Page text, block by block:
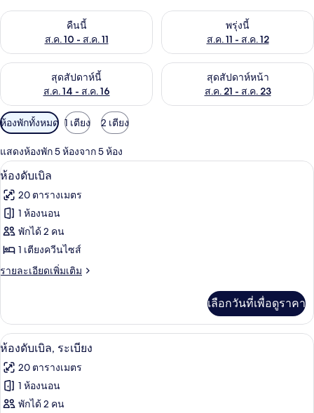
คืนนี้
ส.ค. 10 - ส.ค. 11
ตรวจสอบจำนวนห้องพักว่างในคืนนี้ ส.ค. 10 - ส.ค. 11
พรุ่งนี้
ส.ค. 11 - ส.ค. 12
ตรวจสอบจำนวนห้องพักว่างในพ
สุดสัปดาห์นี้
ส.ค. 14 - ส.ค. 16
ตรวจสอบจำนวนห้องพักว่างในสุดสัปดาห์นี้ ส.ค. 14 - ส.ค. 16
สุดสัปดาห์หน้า
ส.ค. 21 - ส.ค. 23
ตรวจสอบจำนวนห้องพักว่างใน
ตัว
กรอง
ที่
มี
ให้
สำหรับ
ห้อง
พัก
ห้องพักทั้งหมด 1 เตียง 2 เตียง
แสดงห้องพัก 5 ห้องจาก 5 ห้อง
เปิด
ภาพถ่าย
ทั้งหมด
ของ
ห้อง
ดับเบิล
6
ห้องดับเบิล
20 ตารางเมตร
1 ห้องนอน
พักได้ 2 คน
1 เตียงควีนไซส์
รายละเอียดเพิ่มเติม
ราย
เกี่ยว
กับ
ห้อง
เลือกวันที่เพื่อดูราคา
เปิด
ภาพถ่าย
ทั้งหมด
ของ
ห้องดับเบิล, ระเบียง | ตู้นิรภัยในห้องพั
9
ห้องดับเบิล, ระเบียง
20 ตารางเมตร
1 ห้องนอน
พักได้ 2 คน